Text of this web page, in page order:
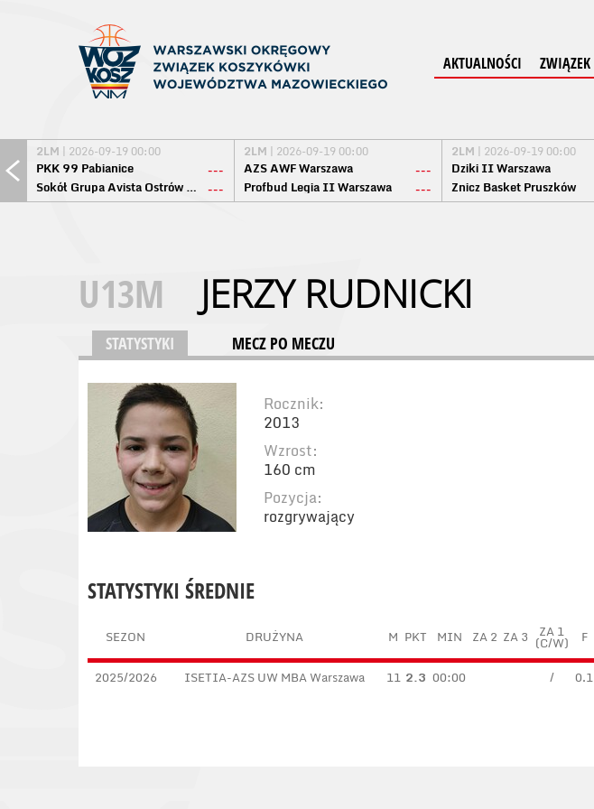
AKTUALNOŚCI ZWIĄZEK
2LM | 2026-09-19 00:00
PKK 99 Pabianice
---
Sokół Grupa Avista Ostrów Maz. ---
2LM | 2026-09-19 00:00
AZS AWF Warszawa
---
Profbud Legia II Warszawa
---
2LM | 2026-09-19 00:00
Dziki II Warszawa
Znicz Basket Pruszków
U13M JERZY RUDNICKI
STATYSTYKI MECZ PO MECZU
Rocznik:
2013
Wzrost:
160 cm
Pozycja:
rozgrywający
STATYSTYKI ŚREDNIE
SEZON DRUŻYNA M PKT MIN ZA 2 ZA 3 ZA 1
(C/W) F
2025/2026 ISETIA-AZS UW MBA Warszawa 11 2.3 00:00 / 0.1